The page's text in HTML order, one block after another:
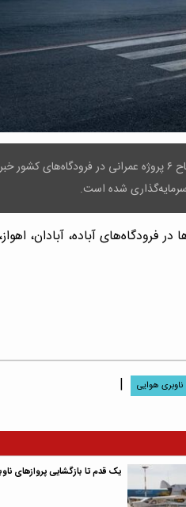
معاون وزیر و مدیرعامل شرکت فرودگاها و ناوبری هوایی ایران از افتتاح ۶ پروژه
سرمایه‌گذاری شده است.
فرودگاه‌های آباده، آبادان،
ناوبری هوایی |
یک قدم تا بازگشایی پروازهای